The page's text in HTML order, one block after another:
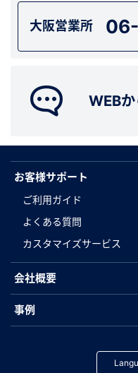
大阪営業所
WEB
お客様サポート
ご利用ガイド
よくある質問
カスタマイズサービス
会社概要
事例